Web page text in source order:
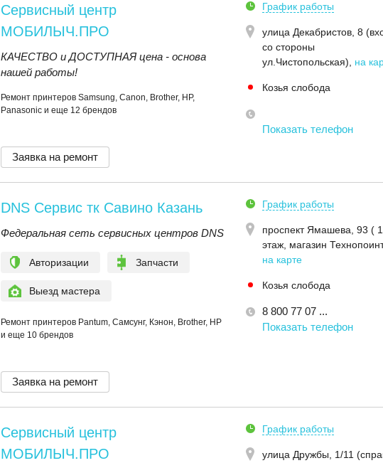
Сервисный центр
МОБИЛЫЧ.ПРО
КАЧЕСТВО и ДОСТУПНАЯ цена - основа
нашей работы!
Ремонт принтеров Samsung, Canon, Brother, HP,
Panasonic и еще 12 брендов
График работы
улица Декабристов, 8
со стороны
ул.Чистопольская)
на
Козья слобода
Показать телефон
Заявка на ремонт
DNS Сервис тк Савино Казань
Федеральная сеть сервисных центров DNS
Авторизации Запчасти
Выезд мастера
Ремонт принтеров Pantum, Самсунг, Кэнон, Brother, HP
и еще 10 брендов
График работы
проспект Ямашева, 93 ( 1
этаж, магазин
на карте
Козья слобода
8 800 77 07 ...
Показать телефон
Заявка на ремонт
Сервисный центр
МОБИЛЫЧ.ПРО
График работы
улица Дружбы, 1/11